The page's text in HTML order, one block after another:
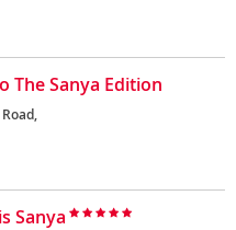
The Sanya Edition
Sanya